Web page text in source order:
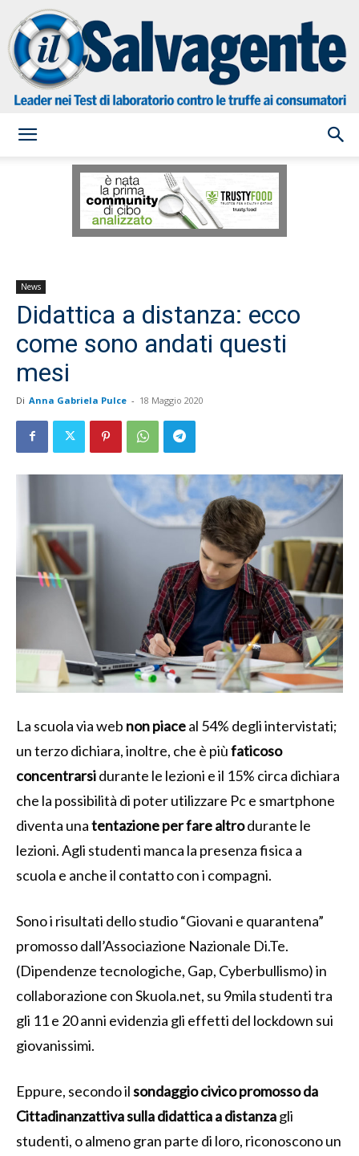
Salvagente
News
Didattica a distanza: ecco
come sono andati questi
mesi
Di Anna Gabriela Pulce - 18 Maggio 2020
La scuola via web non piaceal 54% degli intervistati;
un terzo dichiara, inoltre, che è piùfaticoso
concentrarsidurante le lezioni e il 15% circa dichiara
che la possibilità di poter utilizzare Pc e smartphone
diventa unatentazione per fare altrodurante le
lezioni. Agli studenti manca la presenza fisica a
scuola e anche il contatto con i compagni.
Sono i risultati dello studio “Giovani e quarantena”
promosso dall’Associazione Nazionale Di.Te.
(Dipendenze tecnologiche, Gap, Cyberbullismo) in
collaborazione con Skuola.net, su 9mila studenti tra
gli 11 e 20 anni evidenzia gli effetti del lockdown sui
giovanissimi.
Eppure, secondo ilsondaggio civico promosso da
Cittadinanzattiva sulla didattica a distanzagli
studenti, o almeno gran parte di loro, riconoscono un